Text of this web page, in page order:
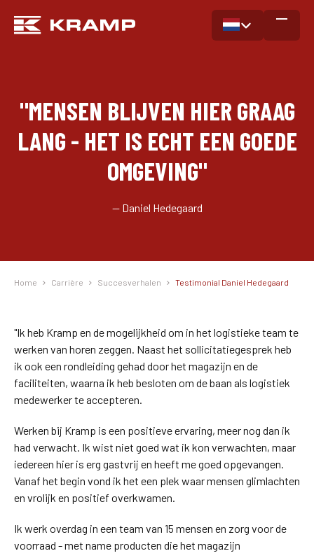
"MENSEN BLIJVEN HIER GRAAG
LANG - HET IS ECHT EEN GOEDE
OMGEVING"
— Daniel Hedegaard
Home Carrière Succesverhalen Testimonial Daniel Hedegaard
"Ik heb Kramp en de mogelijkheid om in het logistieke team te
werken van horen zeggen. Naast het sollicitatiegesprek heb
ik ook een rondleiding gehad door het magazijn en de
faciliteiten, waarna ik heb besloten om de baan als logistiek
medewerker te accepteren.
Werken bij Kramp is een positieve ervaring, meer nog dan ik
had verwacht. Ik wist niet goed wat ik kon verwachten, maar
iedereen hier is erg gastvrij en heeft me goed opgevangen.
Vanaf het begin vond ik het een plek waar mensen glimlachten
en vrolijk en positief overkwamen.
Ik werk overdag in een team van 15 mensen en zorg voor de
voorraad - met name producten die het magazijn